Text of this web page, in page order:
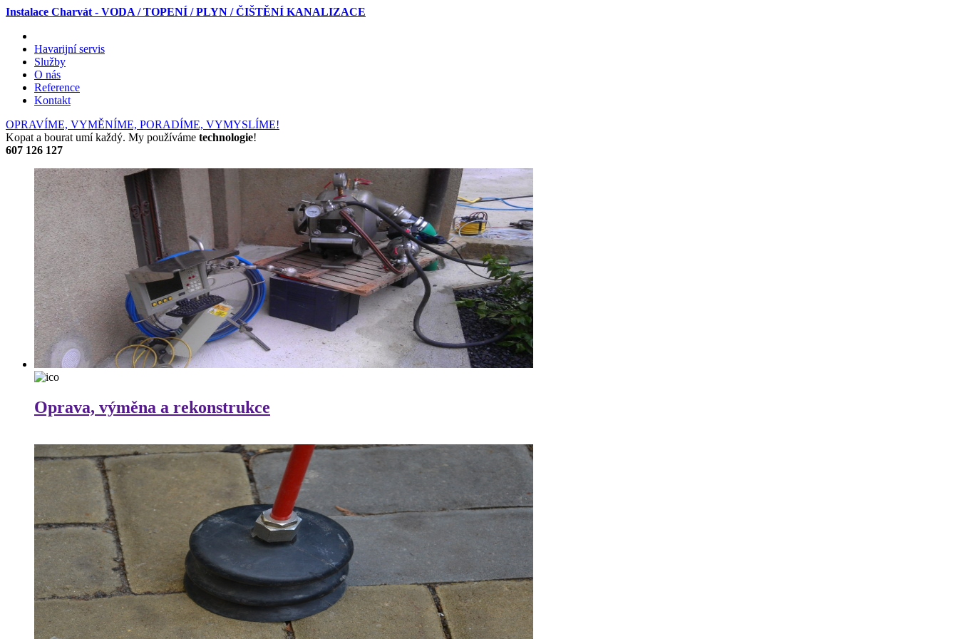
Instalace Charvát - VODA / TOPENÍ / PLYN / ČIŠTĚNÍ KANALIZACE
Havarijní servis
Služby
O nás
Reference
Kontakt
OPRAVÍME, VYMĚNÍME, PORADÍME, VYMYSLÍME!
Kopat a bourat umí každý. My používáme technologie!
607 126 127
Oprava, výměna a rekonstrukce